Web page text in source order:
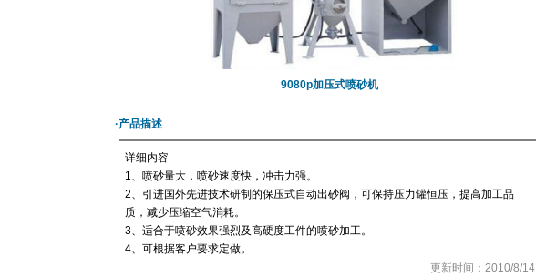
9080p加压式喷砂机
·产品描述
详细内容
1、喷砂量大，喷砂速度快，冲击力强。
2、引进国外先进技术研制的保压式自动出砂阀，可保持压力罐恒压，提高加工品
质，减少压缩空气消耗。
3、适合于喷砂效果强烈及高硬度工件的喷砂加工。
4、可根据客户要求定做。
更新时间：2010/8/14